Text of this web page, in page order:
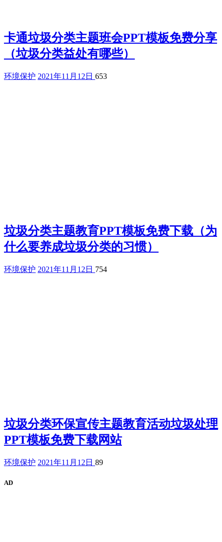
卡通垃圾分类主题班会PPT模板免费分享
（垃圾分类益处有哪些）
环境保护 2021年11月12日 653
垃圾分类主题教育PPT模板免费下载（为
什么要养成垃圾分类的习惯）
环境保护 2021年11月12日 754
垃圾分类环保宣传主题教育活动垃圾处理
PPT模板免费下载网站
环境保护 2021年11月12日 89
AD